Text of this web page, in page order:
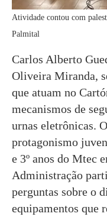
Atividade contou com
Palmital
Carlos Alberto
Oliveira Miranda,
que atuam no
mecanismos de
urnas eletrônicas.
protagonismo
e 3º anos do Mtec
Administração
perguntas sobre o
equipamentos que